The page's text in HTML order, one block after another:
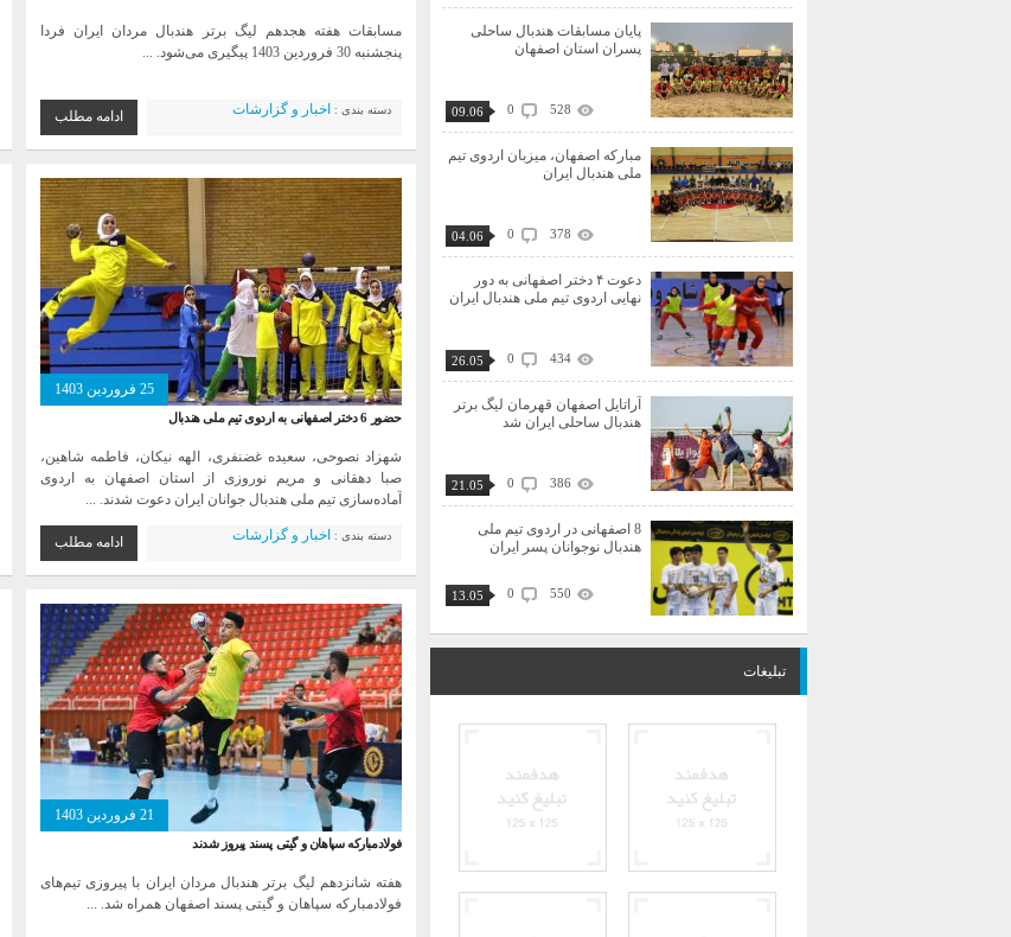
پایان مسابقات هندبال ساحلی
پسران استان اصفهان
09.06 528
0
مبارکه اصفهان، میزبان اردوی تیم
ملی هندبال ایران
04.06 378
0
دعوت ۴ دختر اصفهانی به دور
نهایی اردوی تیم ملی هندبال ایران
26.05 434
0
آراتایل اصفهان قهرمان لیگ برتر
هندبال ساحلی ایران شد
21.05 386
0
8 اصفهانی در اردوی تیم ملی
هندبال نوجوانان پسر ایران
13.05 550
0
تبلیغات
مسابقات هفته هجدهم لیگ برتر هندبال مردان ایران فردا
پنجشنبه 30 فروردین 1403 پیگیری می‌شود. ...
دسته بندی : اخبار و گزارشات ادامه مطلب
25 فروردین 1403
حضور 6 دختر اصفهانی به اردوی تیم ملی هندبال
شهزاد نصوحی، سعیده غضنفری، الهه نیکان، فاطمه شاهین،
صبا دهقانی و مریم نوروزی از استان اصفهان به اردوی
آماده‌سازی تیم ملی هندبال جوانان ایران دعوت شدند. ...
دسته بندی : اخبار و گزارشات ادامه مطلب
21 فروردین 1403
فولادمبارکه سپاهان و گیتی پسند پیروز شدند
هفته شانزدهم لیگ برتر هندبال مردان ایران با پیروزی تیم‌های
فولادمبارکه سپاهان و گیتی پسند اصفهان همراه شد. ...